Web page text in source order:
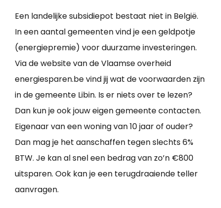
Een landelijke subsidiepot bestaat niet in België.
In een aantal gemeenten vind je een geldpotje
(energiepremie) voor duurzame investeringen.
Via de website van de Vlaamse overheid
energiesparen.be vind jij wat de voorwaarden zijn
in de gemeente Libin. Is er niets over te lezen?
Dan kun je ook jouw eigen gemeente contacten.
Eigenaar van een woning van 10 jaar of ouder?
Dan mag je het aanschaffen tegen slechts 6%
BTW. Je kan al snel een bedrag van zo’n €800
uitsparen. Ook kan je een terugdraaiende teller
aanvragen.